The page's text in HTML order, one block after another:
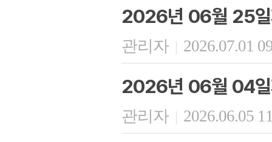
2026년 06월 25일
관리자 | 2026.07.01
2026년 06월 04일
관리자 | 2026.06.05